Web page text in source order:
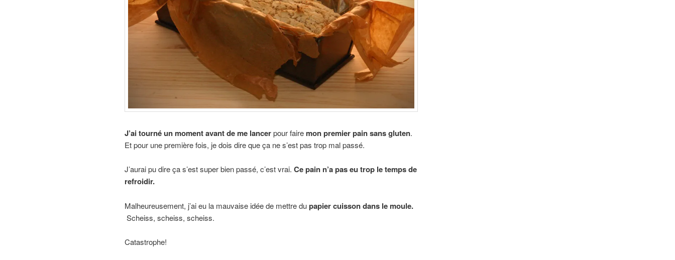
J’ai tourné un moment avant de me lancerpour faire mon premier pain sans gluten.
Et pour une première fois, je dois dire que ça ne s’est pas trop mal passé.
J’aurai pu dire ça s’est super bien passé, c’est vrai. Ce pain n’a pas eu trop le temps de
refroidir.
Malheureusement, j’ai eu la mauvaise idée de mettre dupapier cuisson dans le moule.
Scheiss, scheiss, scheiss.
Catastrophe!